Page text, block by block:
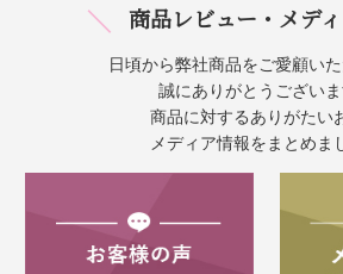
商品レビュー・メデ
日頃から弊社商品をご愛顧い
誠にありがとうございま
商品に対するありがたい
メディア情報をまとめま